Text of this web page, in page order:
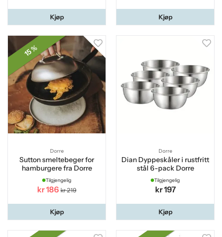
Kjøp Kjøp
15 %
Dorre
Sutton smeltebeger for
hamburgere fra Dorre
Tilgjengelig
kr 186 kr 219
Kjøp
Dorre
Dian Dyppeskåler i rustfritt
stål 6-pack Dorre
Tilgjengelig
kr 197
Kjøp